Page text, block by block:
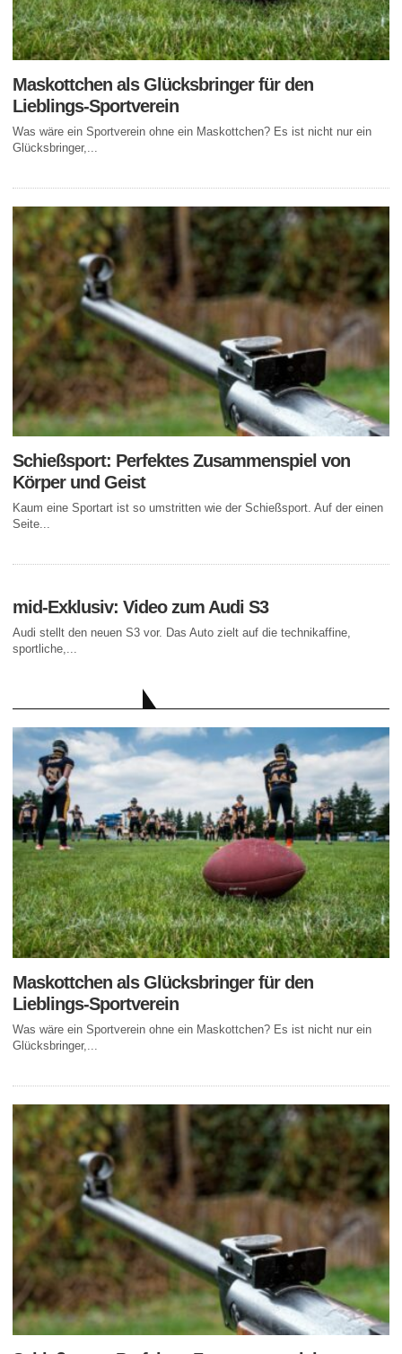
Maskottchen als Glücksbringer für den
Lieblings-Sportverein
Was wäre ein Sportverein ohne ein Maskottchen? Es ist nicht nur ein
Glücksbringer,...
Schießsport: Perfektes Zusammenspiel von
Körper und Geist
Kaum eine Sportart ist so umstritten wie der Schießsport. Auf der einen
Seite...
mid-Exklusiv: Video zum Audi S3
Audi stellt den neuen S3 vor. Das Auto zielt auf die technikaffine,
sportliche,...
Maskottchen als Glücksbringer für den
Lieblings-Sportverein
Was wäre ein Sportverein ohne ein Maskottchen? Es ist nicht nur ein
Glücksbringer,...